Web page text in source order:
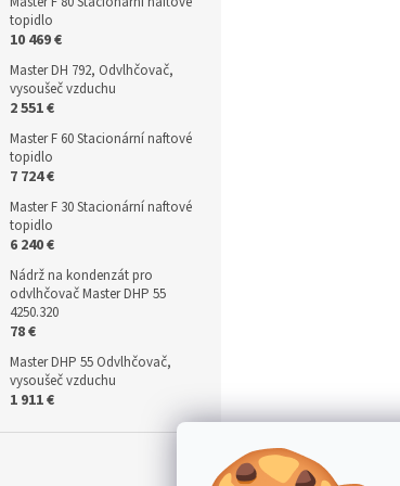
topidlo
10 469 €
Master DH 792, Odvlhčovač,
vysoušeč vzduchu
2 551 €
Master F 60 Stacionární naftové
topidlo
7 724 €
Master F 30 Stacionární naftové
topidlo
6 240 €
Nádrž na kondenzát pro
odvlhčovač Master DHP 55
4250.320
78 €
Master DHP 55 Odvlhčovač,
vysoušeč vzduchu
1 911 €